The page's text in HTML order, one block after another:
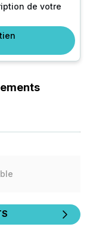
de votre